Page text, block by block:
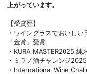
上がっています。
【受賞歴】
・ワイングラスでおいし
「金賞」受賞
・KURA MASTER2025 純
・ミラノ酒チャレンジ
・International Wine